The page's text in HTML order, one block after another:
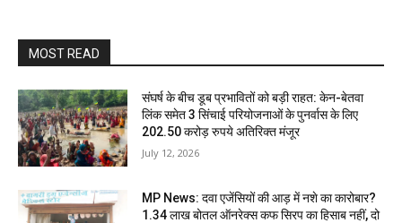
MOST READ
संघर्ष के बीच डूब प्रभावितों को बड़ी राहत: केन-बेतवा
लिंक समेत 3 सिंचाई परियोजनाओं के पुनर्वास के लिए
202.50 करोड़ रुपये अतिरिक्त मंजूर
July 12, 2026
MP News: दवा एजेंसियों की आड़ में नशे का कारोबार?
1.34 लाख बोतल ऑनरेक्स कफ सिरप का हिसाब नहीं, दो